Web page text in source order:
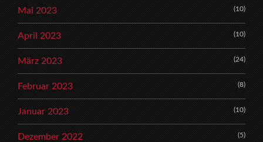
Mai 2023 (10)
April 2023 (10)
März 2023 (24)
Februar 2023 (8)
Januar 2023 (10)
Dezember 2022 (5)